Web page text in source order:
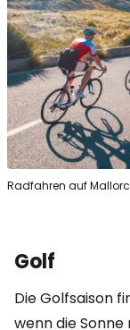
Radfahren auf
Golf
Die Golfsaison
wenn die